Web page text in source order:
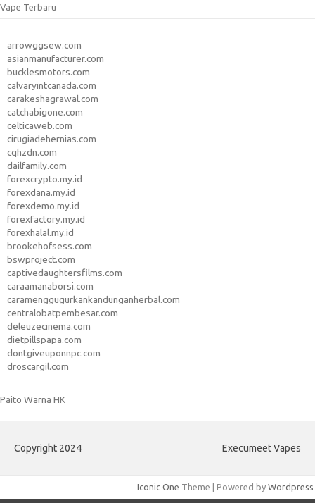
Vape Terbaru
arrowggsew.com
asianmanufacturer.com
bucklesmotors.com
calvaryintcanada.com
carakeshagrawal.com
catchabigone.com
celticaweb.com
cirugiadehernias.com
cqhzdn.com
dailfamily.com
forexcrypto.my.id
forexdana.my.id
forexdemo.my.id
forexfactory.my.id
forexhalal.my.id
brookehofsess.com
bswproject.com
captivedaughtersfilms.com
caraamanaborsi.com
caramenggugurkankandunganherbal.com
centralobatpembesar.com
deleuzecinema.com
dietpillspapa.com
dontgiveuponnpc.com
droscargil.com
Paito Warna HK
Copyright 2024 Execumeet Vapes
Iconic One Theme | Powered by Wordpress